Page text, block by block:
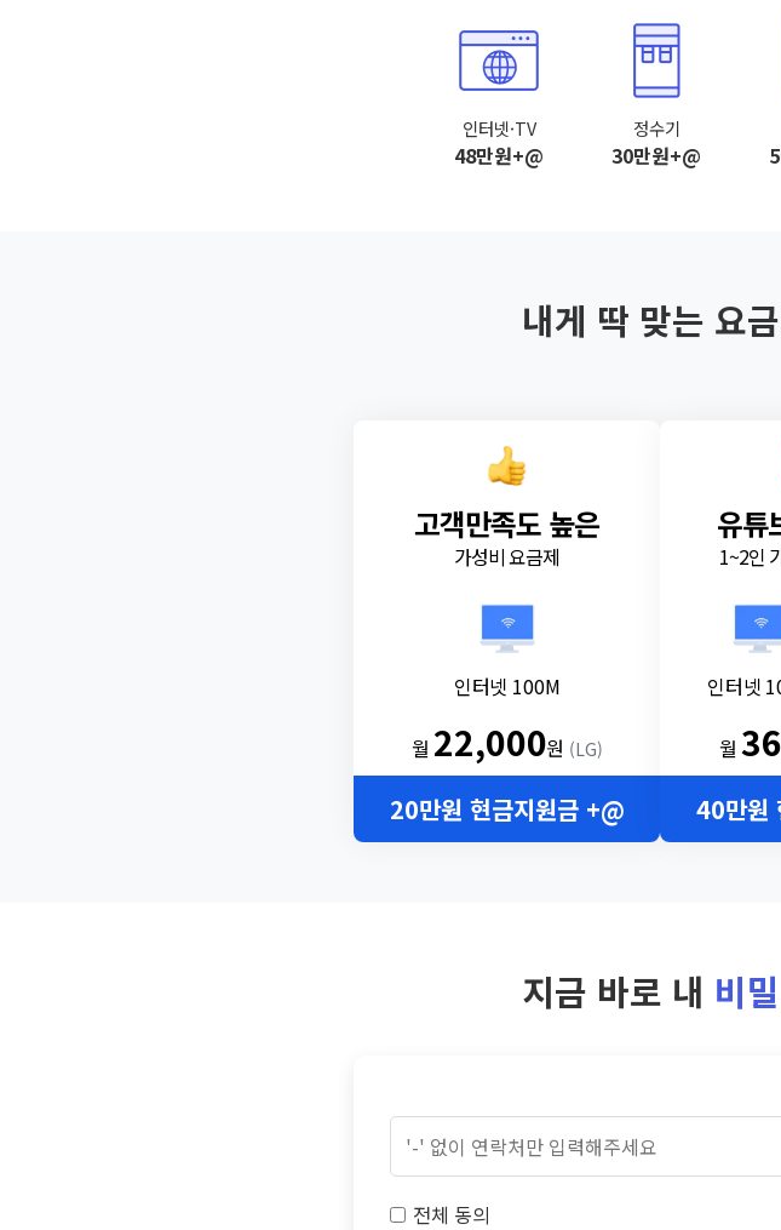
인터넷·TV
48만원+@
정수기
30만원+@
내게 딱 맞는 요
고객만족도 높은
가성비 요금제
인터넷 100M
월 22,000원 (LG)
20만원 현금지원금 +@
유튜
1~2인
인터넷
월
40만원
지금 바로 내 비
전체 동의